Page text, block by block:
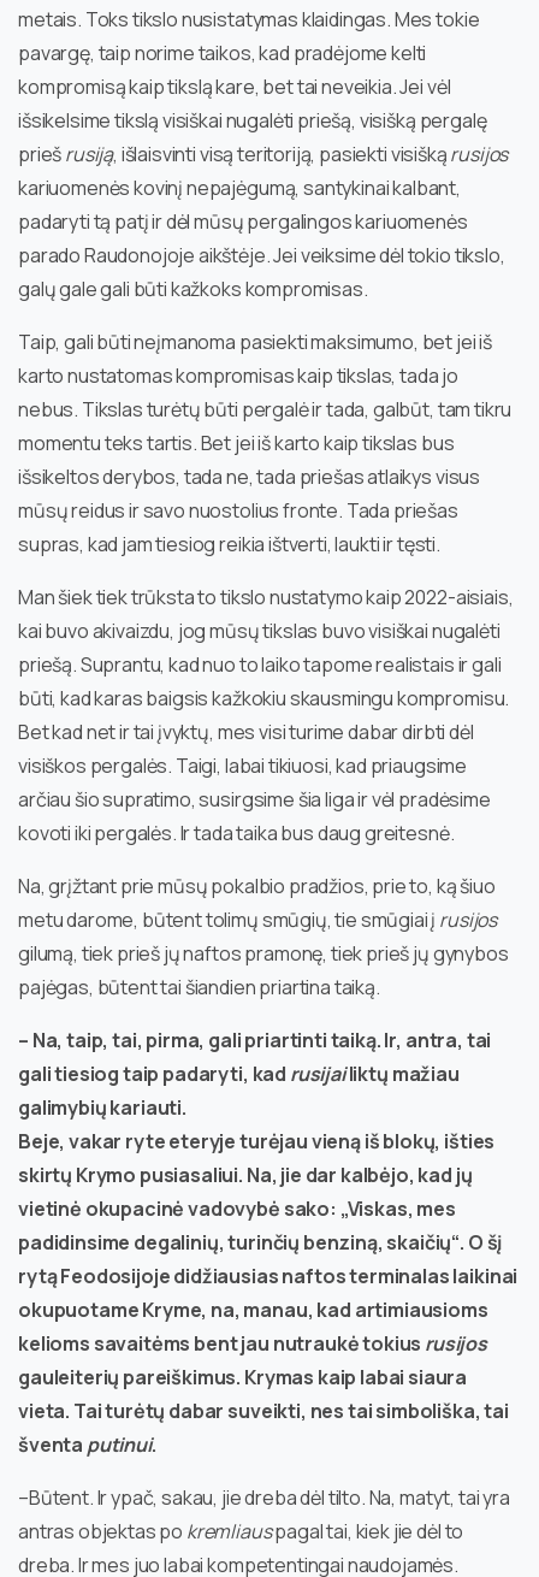
metais. Toks tikslo nusistatymas klaidingas. Mes tokie
pavargę, taip norime taikos, kad pradėjome kelti
kompromisą kaip tikslą kare, bet tai neveikia. Jei vėl
išsikelsime tikslą visiškai nugalėti priešą, visišką pergalę
priešrusiją, išlaisvinti visą teritoriją, pasiekti visiškąrusijos
kariuomenės kovinį nepajėgumą, santykinai kalbant,
padaryti tą patį ir dėl mūsų pergalingos kariuomenės
parado Raudonojoje aikštėje. Jei veiksime dėl tokio tikslo,
galų gale gali būti kažkoks kompromisas.
Taip, gali būti neįmanoma pasiekti maksimumo, bet jei iš
karto nustatomas kompromisas kaip tikslas, tada jo
nebus. Tikslas turėtų būti pergalė ir tada, galbūt, tam tikru
momentu teks tartis. Bet jei iš karto kaip tikslas bus
išsikeltos derybos, tada ne, tada priešas atlaikys visus
mūsų reidus ir savo nuostolius fronte. Tada priešas
supras, kad jam tiesiog reikia ištverti, laukti ir tęsti.
Man šiek tiek trūksta to tikslo nustatymo kaip 2022-aisiais,
kai buvo akivaizdu, jog mūsų tikslas buvo visiškai nugalėti
priešą. Suprantu, kad nuo to laiko tapome realistais ir gali
būti, kad karas baigsis kažkokiu skausmingu kompromisu.
Bet kad net ir tai įvyktų, mes visi turime dabar dirbti dėl
visiškos pergalės. Taigi, labai tikiuosi, kad priaugsime
arčiau šio supratimo, susirgsime šia liga ir vėl pradėsime
kovoti iki pergalės. Ir tada taika bus daug greitesnė.
Na, grįžtant prie mūsų pokalbio pradžios, prie to, ką šiuo
metu darome, būtent tolimų smūgių, tie smūgiai į rusijos
gilumą, tiek prieš jų naftos pramonę, tiek prieš jų gynybos
pajėgas, būtent tai šiandien priartina taiką.
– Na, taip, tai, pirma, gali priartinti taiką. Ir, antra, tai
gali tiesiog taip padaryti, kad rusijailiktų mažiau
galimybių kariauti.
Beje, vakar ryte eteryje turėjau vieną iš blokų, išties
skirtų Krymo pusiasaliui. Na, jie dar kalbėjo, kad jų
vietinė okupacinė vadovybė sako: „Viskas, mes
padidinsime degalinių, turinčių benziną, skaičių“. O šį
rytą Feodosijoje didžiausias naftos terminalas laikinai
okupuotame Kryme, na, manau, kad artimiausioms
kelioms savaitėms bent jau nutraukė tokius rusijos
gauleiterių pareiškimus. Krymas kaip labai siaura
vieta. Tai turėtų dabar suveikti, nes tai simboliška, tai
šventa putinui.
–Būtent. Ir ypač, sakau, jie dreba dėl tilto. Na, matyt, tai yra
antras objektas po kremliauspagal tai, kiek jie dėl to
dreba. Ir mes juo labai kompetentingai naudojamės.